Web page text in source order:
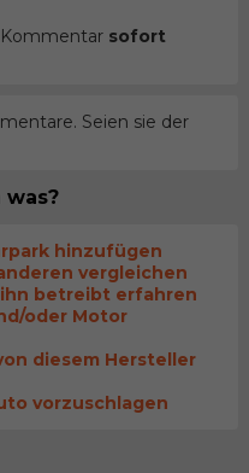
sofort
Seien sie der
was?
hinzufügen
vergleichen
betreibt erfahren
oder Motor
diesem Hersteller
vorzuschlagen